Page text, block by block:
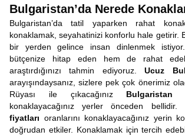
Bulgaristan’da Nerede
Bulgaristan’da tatil yaparken rahat
konaklamak, seyahatinizi konforlu hale getirir.
bir yerden gelince insan dinlenmek istiyor.
bütçenize hitap eden hem de rahat
araştırdığınızı tahmin ediyoruz.Ucuz
arayışındaysanız, sizlere pek çok önerimiz
Rüyası ile çıkacağınız
konaklayacağınız yerler önceden bellidir.
fiyatları oranlarını konaklayacağınız yerin
doğrudan etkiler. Konaklamak için tercih